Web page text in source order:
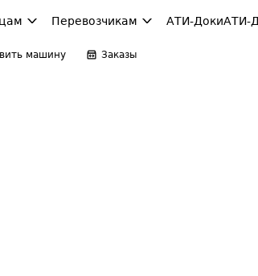
Перевозчикам АТИ-ДокиАТИ-
машину Заказы